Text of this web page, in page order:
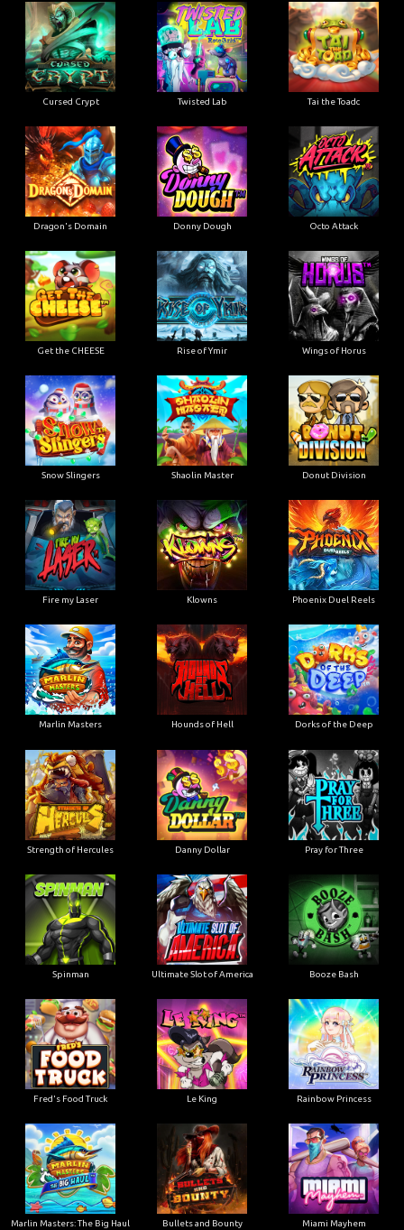
Cursed Crypt Twisted Lab Tai the Toadc
Dragon's Domain Donny Dough Octo Attack
Get the CHEESE Rise of Ymir Wings of Horus
Snow Slingers Shaolin Master Donut Division
Fire my Laser Klowns Phoenix Duel Reels
Marlin Masters Hounds of Hell Dorks of the Deep
Strength of Hercules Danny Dollar Pray for Three
Spinman Ultimate Slot of America Booze Bash
Fred's Food Truck Le King Rainbow Princess
Marlin Masters: The Big Haul Bullets and Bounty Miami Mayhem